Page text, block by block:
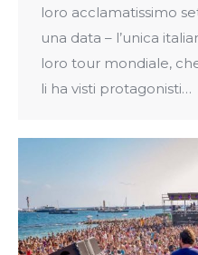
loro acclamatissimo
una data – l’unica
loro tour mondiale,
li ha visti protagonisti…